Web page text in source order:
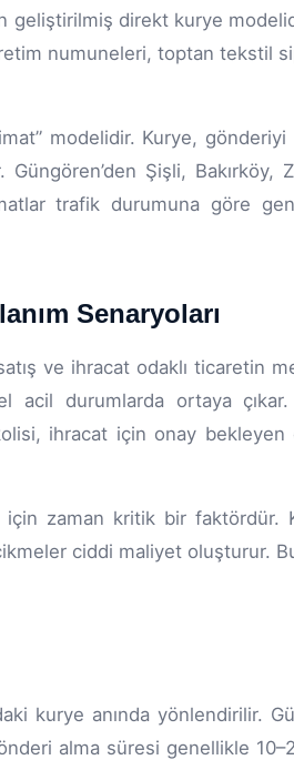
geliştirilmiş direkt kurye
numuneleri, toptan tekstil
modelidir. Kurye, gönderiyi
Şişli, Bakırköy,
trafik durumuna göre
Senaryoları
ve ihracat odaklı ticaretin
acil durumlarda ortaya
ihracat için onay
zaman kritik bir faktördür.
ciddi maliyet oluşturur.
kurye anında yönlendirilir.
alma süresi genellikle